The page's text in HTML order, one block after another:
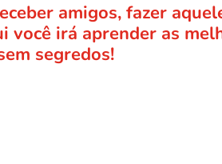
amigos, fazer
irá aprender as
segredos!